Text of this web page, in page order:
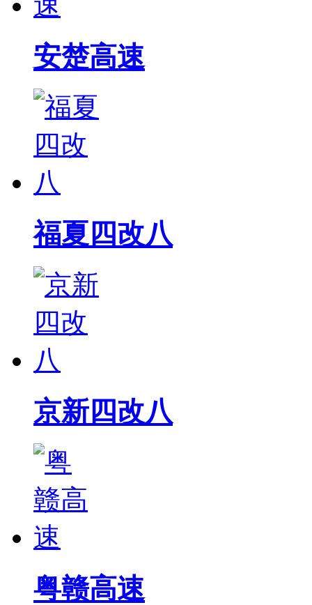
安楚高速
福夏四改八
京新四改八
粤赣高速